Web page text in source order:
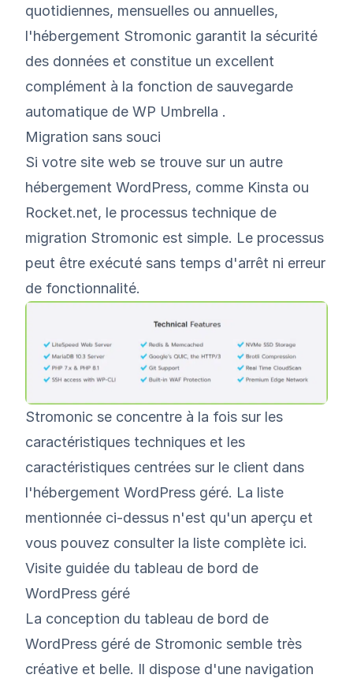
quotidiennes, mensuelles ou annuelles,
l'hébergement Stromonic garantit la sécurité
des données et constitue un excellent
complément à la fonction de sauvegarde
automatique de WP Umbrella .
Migration sans souci
Si votre site web se trouve sur un autre
hébergement WordPress, comme Kinsta ou
Rocket.net, le processus technique de
migration Stromonic est simple. Le processus
peut être exécuté sans temps d'arrêt ni erreur
de fonctionnalité.
Stromonic se concentre à la fois sur les
caractéristiques techniques et les
caractéristiques centrées sur le client dans
l'hébergement WordPress géré. La liste
mentionnée ci-dessus n'est qu'un aperçu et
vous pouvez consulter la liste complète ici.
Visite guidée du tableau de bord de
WordPress géré
La conception du tableau de bord de
WordPress géré de Stromonic semble très
créative et belle. Il dispose d'une navigation